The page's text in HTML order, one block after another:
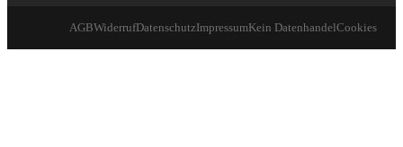
AGBWiderrufDatenschutzImpressumKein DatenhandelCookies